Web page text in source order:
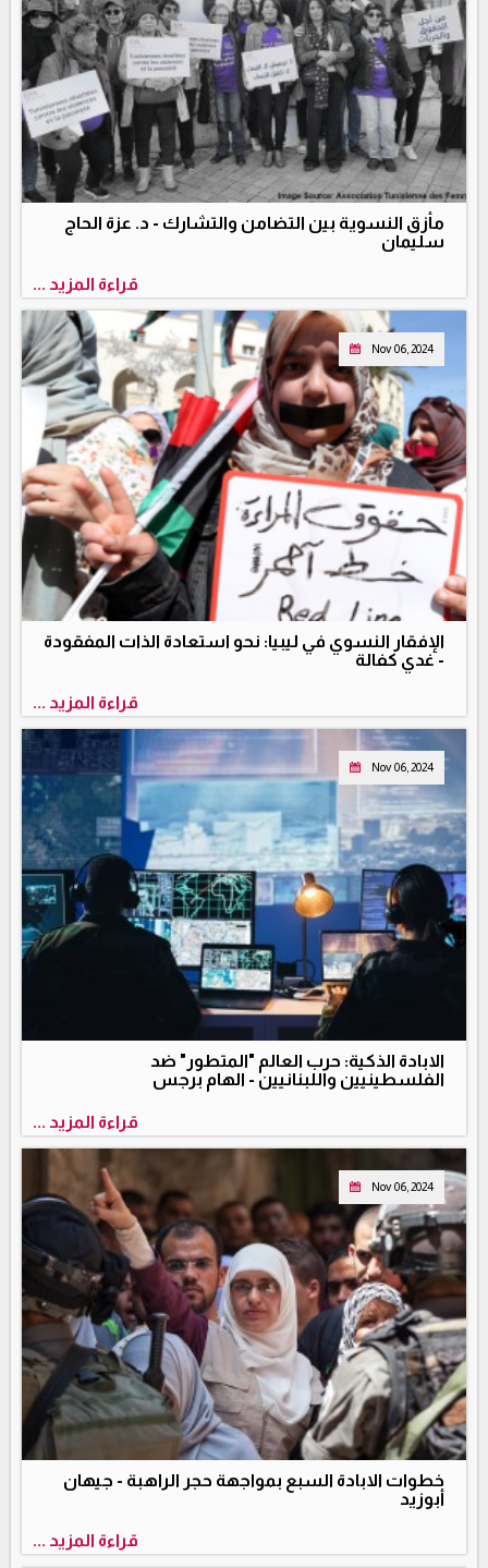
مأزق النسوية بين التضامن والتشارك - د. عزة الحاج
سليمان
قراءة المزيد ...
Nov 06, 2024
الإفقار النسوي في ليبيا: نحو استعادة الذات المفقودة
- غدي كفالة
قراءة المزيد ...
Nov 06, 2024
الابادة الذكية: حرب العالم "المتطور" ضد
الفلسطينيين واللبنانيين - الهام برجس
قراءة المزيد ...
Nov 06, 2024
خطوات الابادة السبع بمواجهة حجر الراهبة - جيهان
أبوزيد
قراءة المزيد ...